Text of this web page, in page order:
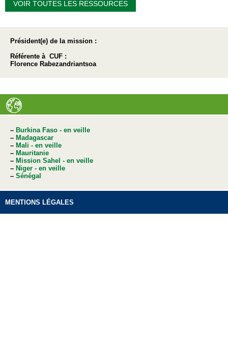
VOIR TOUTES LES RESSOURCES
Président(e) de la mission :
Référente à CUF :
Florence Rabezandriantsoa
– Burkina Faso - en veille
– Madagascar
– Mali - en veille
– Mauritanie
– Mission Sahel - en veille
– Niger - en veille
– Sénégal
MENTIONS LÉGALES